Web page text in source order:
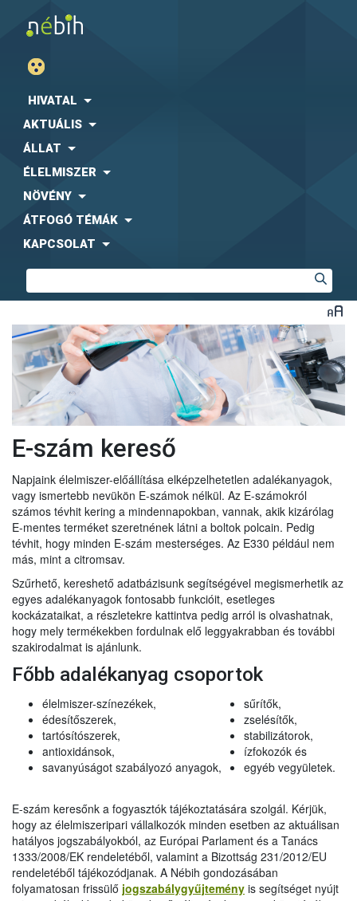
HIVATAL
AKTUÁLIS
ÁLLAT
ÉLELMISZER
NÖVÉNY
ÁTFOGÓ TÉMÁK
KAPCSOLAT
E-szám kereső
Napjaink élelmiszer-előállítása elképzelhetetlen adalékanyagok,
vagy ismertebb nevükön E-számok nélkül. Az E-számokról
számos tévhit kering a mindennapokban, vannak, akik kizárólag
E-mentes terméket szeretnének látni a boltok polcain. Pedig
tévhit, hogy minden E-szám mesterséges. Az E330 például nem
más, mint a citromsav.
Szűrhető, kereshető adatbázisunk segítségével megismerhetik az
egyes adalékanyagok fontosabb funkcióit, esetleges
kockázataikat, a részletekre kattintva pedig arról is olvashatnak,
hogy mely termékekben fordulnak elő leggyakrabban és további
szakirodalmat is ajánlunk.
Főbb adalékanyag csoportok
élelmiszer-színezékek,
édesítőszerek,
tartósítószerek,
antioxidánsok,
savanyúságot szabályozó anyagok,
sűrítők,
zselésítők,
stabilizátorok,
ízfokozók és
egyéb vegyületek.
E-szám keresőnk a fogyasztók tájékoztatására szolgál. Kérjük,
hogy az élelmiszeripari vállalkozók minden esetben az aktuálisan
hatályos jogszabályokból, az Európai Parlament és a Tanács
1333/2008/EK rendeletéből, valamint a Bizottság 231/2012/EU
rendeletéből tájékozódjanak. A Nébih gondozásában
folyamatosan frissülő jogszabálygyűjtemény is segítséget nyújt